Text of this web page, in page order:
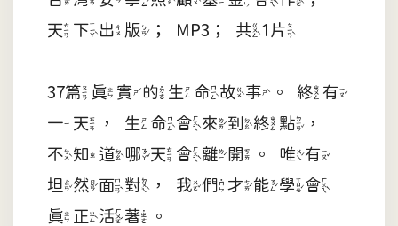
天下出版；MP3；共1片
37篇真實的生命故事。終有
一天，生命會來到終點，
不知道哪天會離開。唯有
坦然面對，我們才能學會
真正活著。